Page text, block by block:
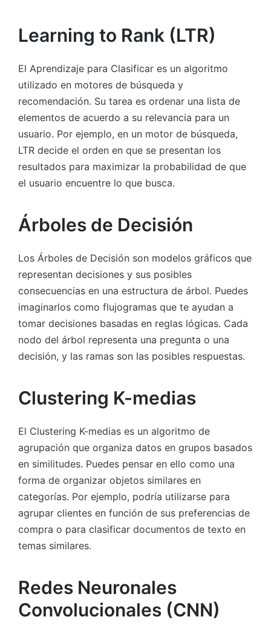
Learning to Rank (LTR)
El Aprendizaje para Clasificar es un algoritmo
utilizado en motores de búsqueda y
recomendación. Su tarea es ordenar una lista de
elementos de acuerdo a su relevancia para un
usuario. Por ejemplo, en un motor de búsqueda,
LTR decide el orden en que se presentan los
resultados para maximizar la probabilidad de que
el usuario encuentre lo que busca.
Árboles de Decisión
Los Árboles de Decisión son modelos gráficos que
representan decisiones y sus posibles
consecuencias en una estructura de árbol. Puedes
imaginarlos como flujogramas que te ayudan a
tomar decisiones basadas en reglas lógicas. Cada
nodo del árbol representa una pregunta o una
decisión, y las ramas son las posibles respuestas.
Clustering K-medias
El Clustering K-medias es un algoritmo de
agrupación que organiza datos en grupos basados
en similitudes. Puedes pensar en ello como una
forma de organizar objetos similares en
categorías. Por ejemplo, podría utilizarse para
agrupar clientes en función de sus preferencias de
compra o para clasificar documentos de texto en
temas similares.
Redes Neuronales
Convolucionales (CNN)